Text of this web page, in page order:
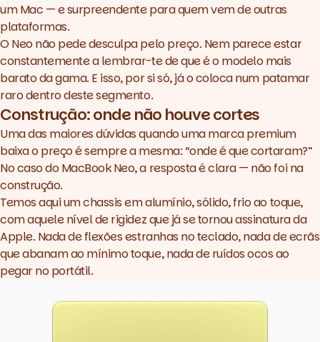
um Mac — e surpreendente para quem vem de outras
plataformas.
O Neo não pede desculpa pelo preço. Nem parece estar
constantemente a lembrar-te de que é o modelo mais
barato da gama. E isso, por si só, já o coloca num patamar
raro dentro deste segmento.
Construção: onde não houve cortes
Uma das maiores dúvidas quando uma marca premium
baixa o preço é sempre a mesma: “onde é que cortaram?”
No caso do MacBook Neo, a resposta é clara — não foi na
construção.
Temos aqui um chassis em alumínio, sólido, frio ao toque,
com aquele nível de rigidez que já se tornou assinatura da
Apple. Nada de flexões estranhas no teclado, nada de ecrãs
que abanam ao mínimo toque, nada de ruídos ocos ao
pegar no portátil.